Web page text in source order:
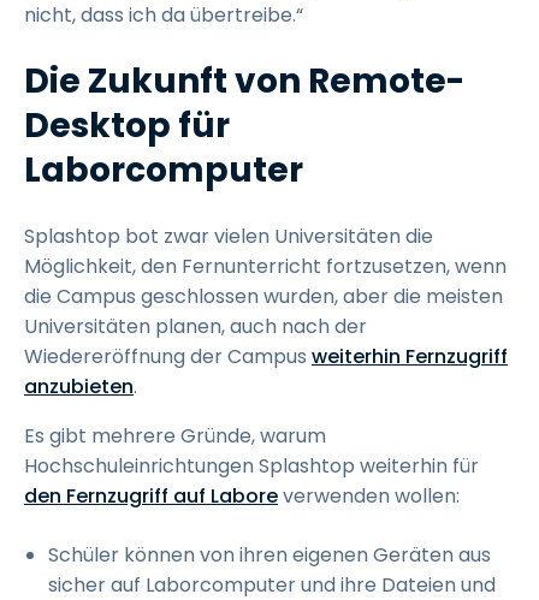
nicht, dass ich da übertreibe.“
Die Zukunft von Remote-
Desktop für
Laborcomputer
Splashtop bot zwar vielen Universitäten die
Möglichkeit, den Fernunterricht fortzusetzen, wenn
die Campus geschlossen wurden, aber die meisten
Universitäten planen, auch nach der
Wiedereröffnung der Campus weiterhin Fernzugriff
anzubieten.
Es gibt mehrere Gründe, warum
Hochschuleinrichtungen Splashtop weiterhin für
den Fernzugriff auf Laboreverwenden wollen:
Schüler können von ihren eigenen Geräten aus
sicher auf Laborcomputer und ihre Dateien und